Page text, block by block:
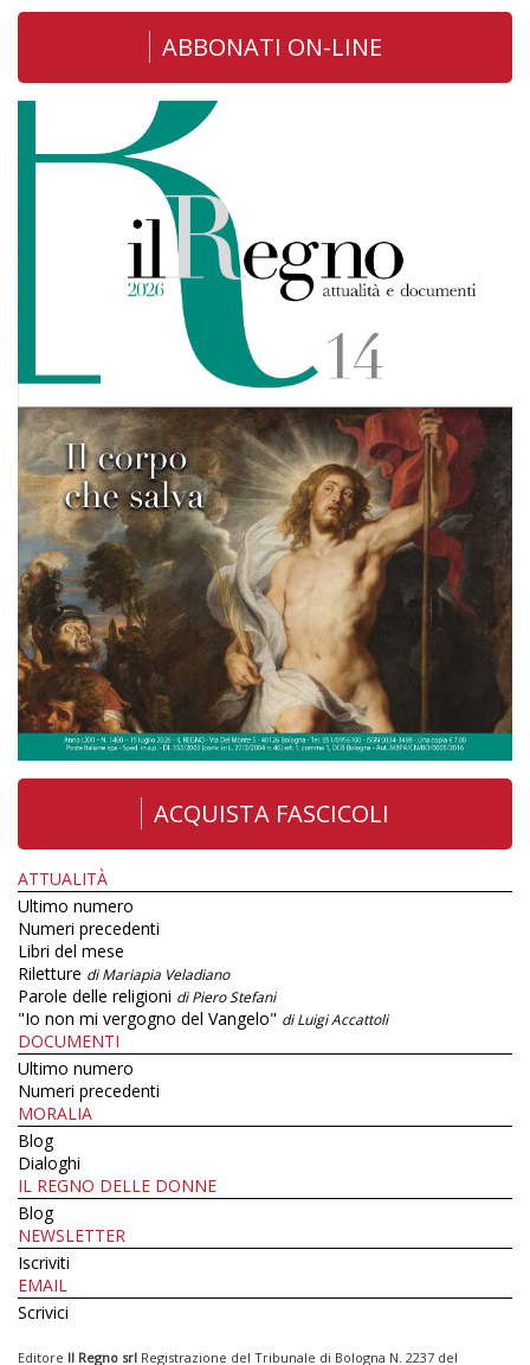
ABBONATI ON-LINE
ACQUISTA FASCICOLI
ATTUALITÀ
Ultimo numero
Numeri precedenti
Libri del mese
Riletture di Mariapia Veladiano
Parole delle religioni di Piero Stefani
"Io non mi vergogno del Vangelo" di Luigi Accattoli
DOCUMENTI
Ultimo numero
Numeri precedenti
MORALIA
Blog
Dialoghi
IL REGNO DELLE DONNE
Blog
NEWSLETTER
Iscriviti
EMAIL
Scrivici
Editore Il Regno srl Registrazione del Tribunale di Bologna N. 2237 del